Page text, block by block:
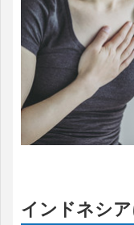
インドネシ